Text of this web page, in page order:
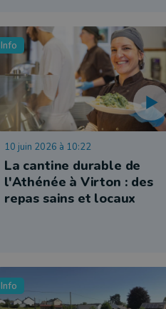
Info
10 juin 2026 à 10:22
La cantine durable de
l'Athénée à Virton : des
repas sains et locaux
Info